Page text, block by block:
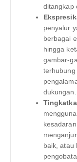
ditangkap
penyalur
berbagai
hingga
gambar-
dukungan.
baik, atau